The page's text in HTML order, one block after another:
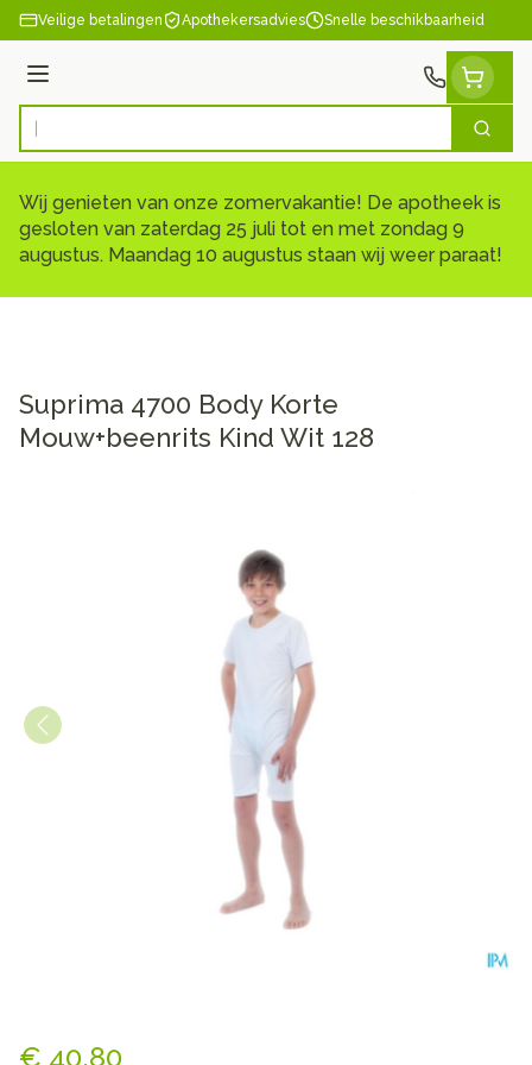
Ga naar de inhoud
Veilige betalingen Apothekersadvies Snelle beschikbaarheid
Menu
Product, merk, categorie... Zoek
Wij genieten van onze zomervakantie! De apotheek is
gesloten van zaterdag 25 juli tot en met zondag 9
augustus. Maandag 10 augustus staan wij weer paraat!
Suprima 4700 Body Korte
Mouw+beenrits Kind Wit 128
€ 40,80